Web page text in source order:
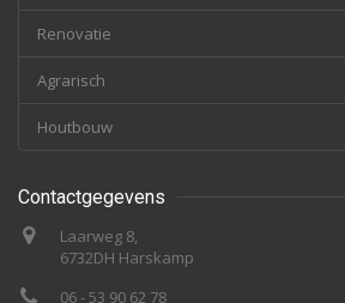
Renovatie
Agrarisch
Houtbouw
Contactgegevens
Laarweg 8,
6732DH Harskamp
06 - 53 90 62 78